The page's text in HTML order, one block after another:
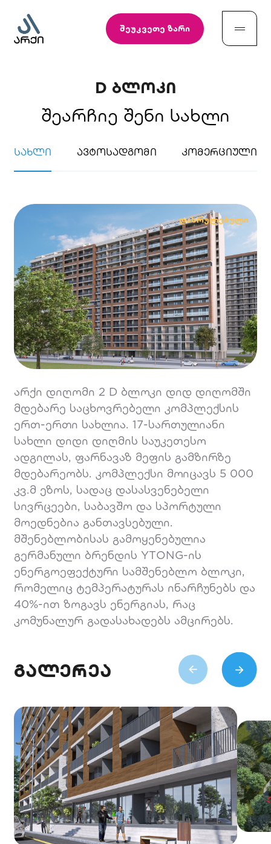
შეუკვეთე ზარი
D ბლოკი
შეარჩიე შენი სახლი
სახლი ავტოსადგომი კომერციული
დასრულებული
არქი დიღომი 2 D ბლოკი დიდ დიღომში
მდებარე საცხოვრებელი კომპლექსის
ერთ-ერთი სახლია. 17-სართულიანი
სახლი დიდი დიღმის საუკეთესო
ადგილას, ფარნავაზ მეფის გამზირზე
მდებარეობს. კომპლექსი მოიცავს 5 000
კვ.მ ეზოს, სადაც დასასვენებელი
სივრცეები, საბავშო და სპორტული
მოედნებია განთავსებული.
მშენებლობისას გამოყენებულია
გერმანული ბრენდის YTONG-ის
ენერგოეფექტური სამშენებლო ბლოკი,
რომელიც ტემპერატურას ინარჩუნებს და
40%-ით ზოგავს ენერგიას, რაც
კომუნალურ გადასახადებს ამცირებს.
გალერეა